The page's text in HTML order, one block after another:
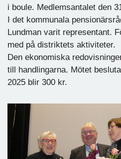
i boule. Medlemsantalet den
I det kommunala
Lundman varit representant.
med på distriktets aktiviteter.
Den ekonomiska
till handlingarna. Mötet
2025 blir 300 kr.